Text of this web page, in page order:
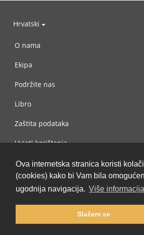
Ova internetska stranica koristi
(cookies) kako bi Vam bila
ugodnija navigacija. Više informacija
Slažem se
Hrvatski
O nama
Ekipa
Podržite nas
Libro
Zaštita podataka
Uvjeti korištenja
Kontaktiraj nas
© 2002-2026 lernu.net |